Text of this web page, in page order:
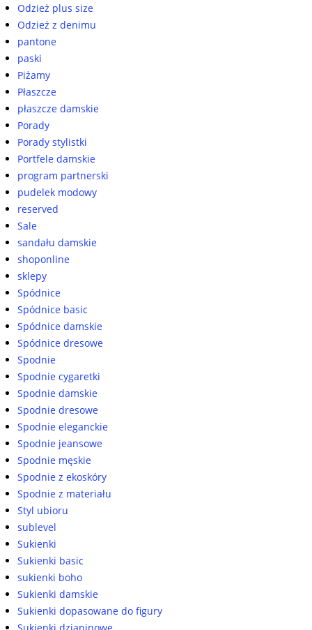
Odzież plus size
Odzież z denimu
pantone
paski
Piżamy
Płaszcze
płaszcze damskie
Porady
Porady stylistki
Portfele damskie
program partnerski
pudelek modowy
reserved
Sale
sandału damskie
shoponline
sklepy
Spódnice
Spódnice basic
Spódnice damskie
Spódnice dresowe
Spodnie
Spodnie cygaretki
Spodnie damskie
Spodnie dresowe
Spodnie eleganckie
Spodnie jeansowe
Spodnie męskie
Spodnie z ekoskóry
Spodnie z materiału
Styl ubioru
sublevel
Sukienki
Sukienki basic
sukienki boho
Sukienki damskie
Sukienki dopasowane do figury